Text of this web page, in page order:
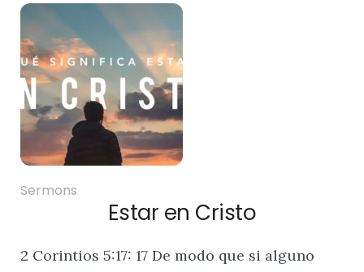
Sermons
Estar en Cristo
2 Corintios 5:17: 17 De modo que si alguno